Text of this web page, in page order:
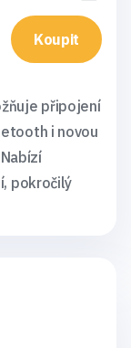
Koupit
připojení
i novou
pokročilý